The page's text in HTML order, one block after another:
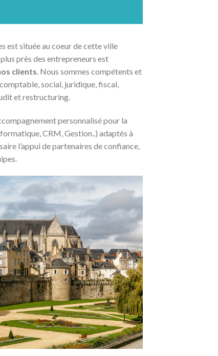
est située au coeur de cette ville
près des entrepreneurs est
clients. Nous sommes compétents et
social, juridique, fiscal,
et restructuring.
personnalisé pour la
CRM, Gestion..) adaptés à
l’appui de partenaires de confiance,